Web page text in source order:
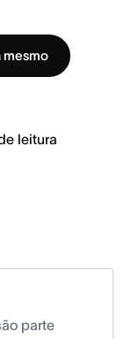
mesmo
leitura
parte